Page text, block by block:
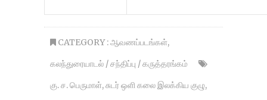
CATEGORY :ஆவணப்படங்கள்,
கலந்துரையாடல் / சந்திப்பு / கருத்தரங்கம்
கு. ச. பெருமாள்,சுடர் ஒளி கலை இலக்கிய குழு,